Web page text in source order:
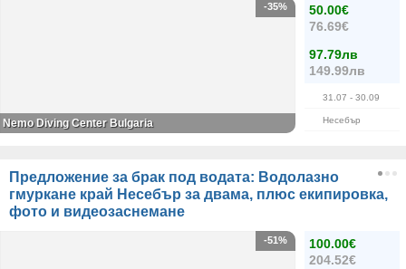
50.00€
76.69€
97.79лв
149.99лв
31.07 - 30.09
Несебър
-35%
Nemo Diving Center Bulgaria
Предложение за брак под водата: Водолазно
гмуркане край Несебър за двама, плюс екипировка,
фото и видеозаснемане
100.00€
204.52€
-51%